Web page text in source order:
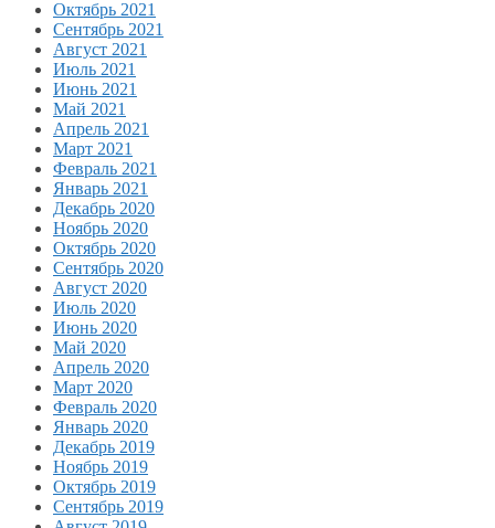
Октябрь 2021
Сентябрь 2021
Август 2021
Июль 2021
Июнь 2021
Май 2021
Апрель 2021
Март 2021
Февраль 2021
Январь 2021
Декабрь 2020
Ноябрь 2020
Октябрь 2020
Сентябрь 2020
Август 2020
Июль 2020
Июнь 2020
Май 2020
Апрель 2020
Март 2020
Февраль 2020
Январь 2020
Декабрь 2019
Ноябрь 2019
Октябрь 2019
Сентябрь 2019